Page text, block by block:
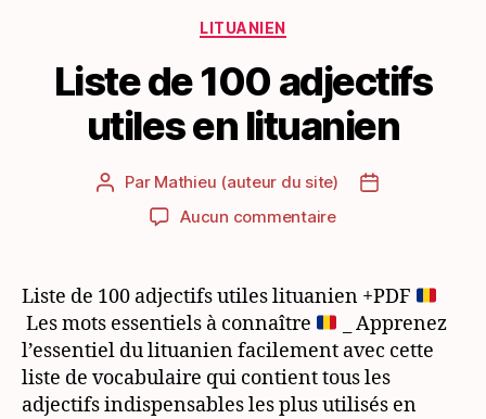
Catégories
LITUANIEN
Liste de 100 adjectifs
utiles en lituanien
Auteur
l’article
Par Mathieu (auteur du site)
Date
Aucun commentairesur
100
adjectifs
utiles
en
lituanien
Liste de 100 adjectifs utiles lituanien +PDF
Les mots essentiels à connaître
_ Apprenez
l’essentiel du lituanien facilement avec cette
liste de vocabulaire qui contient tous les
adjectifs indispensables les plus utilisés en